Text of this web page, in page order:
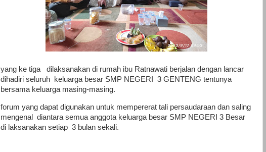
yang ke tiga dilaksanakan di rumah ibu Ratnawati berjalan dengan lancar
dihadiri seluruh keluarga besar SMP NEGERI 3 GENTENG tentunya
bersama keluarga masing-masing.
forum yang dapat digunakan untuk mempererat tali persaudaraan dan saling
mengenal diantara semua anggota keluarga besar SMP NEGERI 3 Besar
di laksanakan setiap 3 bulan sekali.